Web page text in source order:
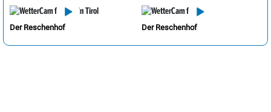
Der Reschenhof Der Reschenhof